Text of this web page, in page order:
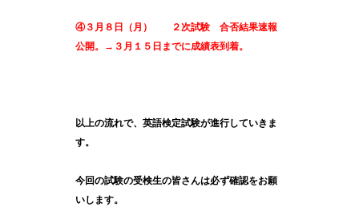
④３月８日（月） ２次試験 合否結果速報
公開。→３月１５日までに成績表到着。
以上の流れで、英語検定試験が進行していきま
す。
今回の試験の受検生の皆さんは必ず確認をお願
いします。